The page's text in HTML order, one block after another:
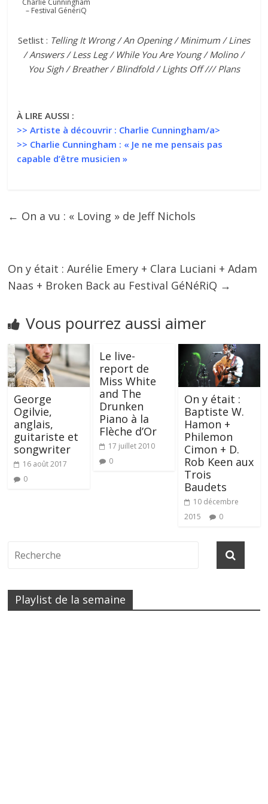
– Festival GénériQ
Setlist : Telling It Wrong / An Opening / Minimum / Lines
/ Answers / Less Leg / While You Are Young / Molino /
You Sigh / Breather / Blindfold / Lights Off /// Plans
À LIRE AUSSI :
>>Artiste à découvrir : Charlie Cunningham/a>
>> Charlie Cunningham : « Je ne me pensais pas
capable d’être musicien »
← On a vu : « Loving » de Jeff Nichols
On y était : Aurélie Emery + Clara Luciani + Adam
Naas + Broken Back au Festival GéNéRiQ →
Vous pourrez aussi aimer
George
Ogilvie,
anglais,
guitariste et
songwriter
16 août 2017
0
Le live-
report de
Miss White
and The
Drunken
Piano à la
Flèche d’Or
17 juillet 2010
0
On y était :
Baptiste W.
Hamon +
Philemon
Cimon + D.
Rob Keen aux
Trois
Baudets
10 décembre
2015
0
Playlist de la semaine